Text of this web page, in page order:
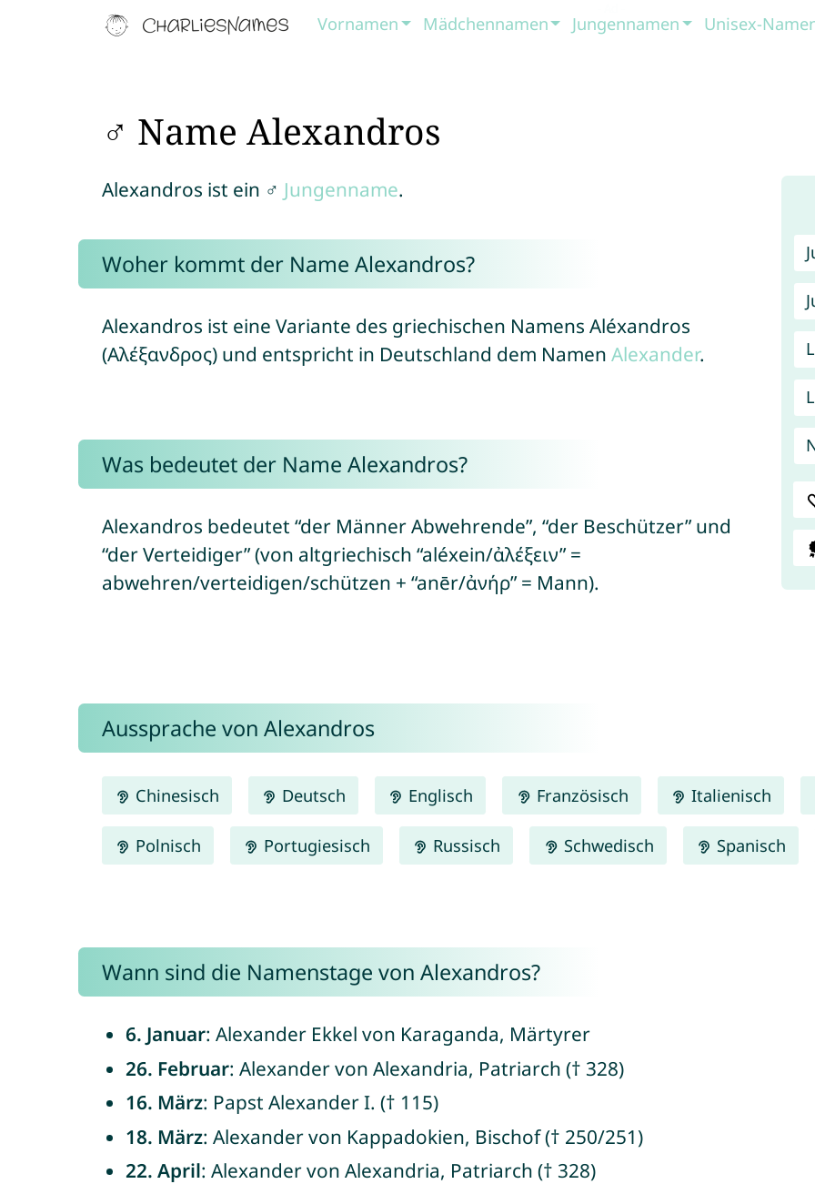
Vornamen Mädchennamen Jungennamen Unisex-
♂ Name Alexandros
Alexandros ist ein ♂ Jungenname.
Woher kommt der Name Alexandros?
Alexandros ist eine Variante des griechischen Namens Aléxandros
(Αλέξανδρος) und entspricht in Deutschland dem Namen Alexander.
Was bedeutet der Name Alexandros?
Alexandros bedeutet “der Männer Abwehrende”, “der Beschützer” und
“der Verteidiger” (von altgriechisch “aléxein/ἀλέξειν” =
abwehren/verteidigen/schützen + “anēr/ἀνήρ” = Mann).
Aussprache von Alexandros
Chinesisch Deutsch Englisch Französisch Italienisch
Polnisch Portugiesisch Russisch Schwedisch Spanisch
Wann sind die Namenstage von Alexandros?
6. Januar: Alexander Ekkel von Karaganda, Märtyrer
26. Februar: Alexander von Alexandria, Patriarch († 328)
16. März: Papst Alexander I. († 115)
18. März: Alexander von Kappadokien, Bischof († 250/251)
22. April: Alexander von Alexandria, Patriarch († 328)